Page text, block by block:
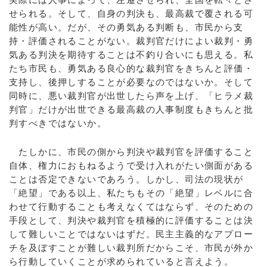
せられる。そして、自身の判決も、最高裁で覆される可
能性が高い。だが、その勇気ある判断も、市民から支
持・評価されることがない。裁判官だけによい裁判・勇
気ある判決を期待することは不釣り合いにも思える。私
たち市民も、勇気ある良心的な裁判官をきちんと評価・
支持し、後押しすることが必要なのではないか。そして
同時に、悪い裁判官が出世したら声を上げ、「ヒラメ裁
判官」だけが出世できる最高裁の人事制度もきちんと批
判すべきではないか。
たしかに、市民の側から判決や裁判官を評価すること
自体、権力におもねるようで受け入れがたい側面がある
ことは否定できないであろう。しかし、司法の現状が
「絶望」である以上、私たちもその「絶望」レベルに合
わせて行動することも考えなくてはならず、そのための
手段として、判決や裁判官を積極的に評価することは決
して難しいことではないはずだ。民主主義的なアプロー
チを及ぼすことが難しい裁判所だからこそ、市民が外か
ら行動していくことが求められていると言えよう。